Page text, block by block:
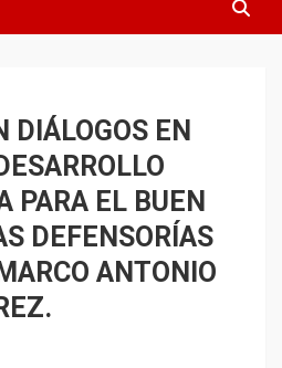
DIÁLOGOS EN
PARA EL BUEN
DEFENSORÍAS
ANTONIO